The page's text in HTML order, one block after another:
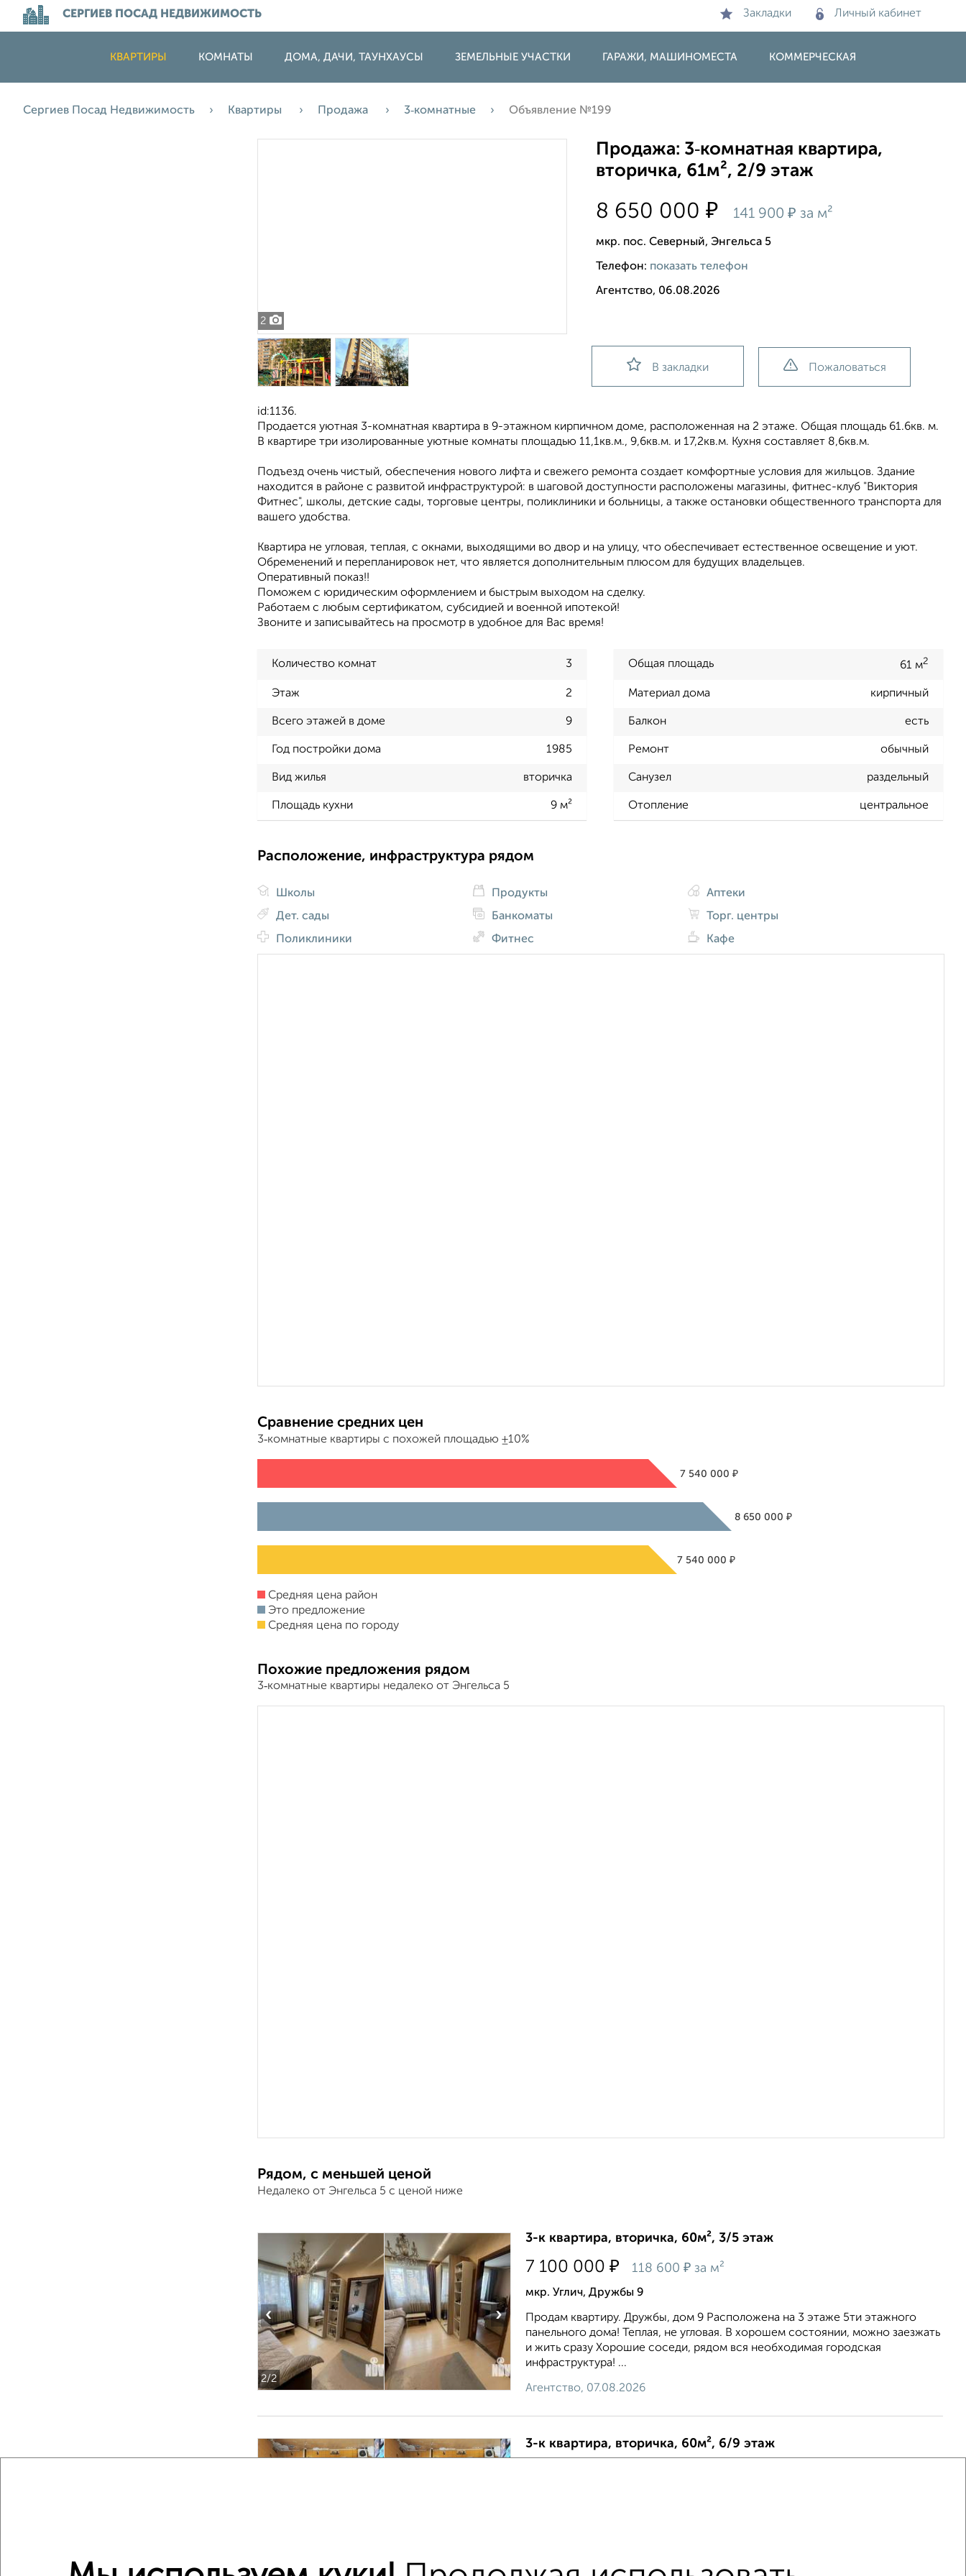
СЕРГИЕВ ПОСАД НЕДВИЖИМОСТЬ Закладки Личный кабинет
КВАРТИРЫ КОМНАТЫ ДОМА, ДАЧИ, ТАУНХАУСЫ ЗЕМЕЛЬНЫЕ УЧАСТКИ ГАРАЖИ, МАШИНОМЕСТА КОММЕРЧЕСКАЯ
Сергиев Посад Недвижимость Квартиры Продажа 3‑комнатные Объявление №199
2
Продажа: 3‑комнатная квартира,
вторичка, 61м², 2/9 этаж
8 650 000₽ 141 900₽ за м²
мкр. пос. Северный, Энгельса 5
Телефон: показать телефон
Агентство, 06.08.2026
В закладки Пожаловаться
id:1136.
Продается уютная 3-комнатная квартира в 9-этажном кирпичном доме, расположенная на 2 этаже. Общая площадь 61.6кв. м.
В квартире три изолированные уютные комнаты площадью 11,1кв.м., 9,6кв.м. и 17,2кв.м. Кухня составляет 8,6кв.м.
Подъезд очень чистый, обеспечения нового лифта и свежего ремонта создает комфортные условия для жильцов. Здание
находится в районе с развитой инфраструктурой: в шаговой доступности расположены магазины, фитнес-клуб "Виктория
Фитнес", школы, детские сады, торговые центры, поликлиники и больницы, а также остановки общественного транспорта для
вашего удобства.
Квартира не угловая, теплая, с окнами, выходящими во двор и на улицу, что обеспечивает естественное освещение и уют.
Обременений и перепланировок нет, что является дополнительным плюсом для будущих владельцев.
Оперативный показ!!
Поможем с юридическим оформлением и быстрым выходом на сделку.
Работаем с любым сертификатом, субсидией и военной ипотекой!
Звоните и записывайтесь на просмотр в удобное для Вас время!
Количество комнат 3 Общая площадь 61 м2
Этаж 2 Материал дома кирпичный
Всего этажей в доме 9 Балкон есть
Год постройки дома 1985 Ремонт обычный
Вид жилья вторичка Санузел раздельный
Площадь кухни 9 м² Отопление центральное
Расположение, инфраструктура рядом
Школы
Дет. сады
Поликлиники
Продукты
Банкоматы
Фитнес
Аптеки
Торг. центры
Кафе
Сравнение средних цен
3‑комнатные квартиры с похожей площадью ±10%
7 540 000 ₽
8 650 000₽
7 540 000 ₽
Средняя цена район
Это предложение
Средняя цена по городу
Похожие предложения рядом
3‑комнатные квартиры недалеко от Энгельса 5
Рядом, с меньшей ценой
Недалеко от Энгельса 5 с ценой ниже
2/2
‹ ›
3-к квартира, вторичка, 60м², 3/5 этаж
7 100 000 ₽ 118 600 ₽ за м²
мкр. Углич, Дружбы 9
Продам квартиру. Дружбы, дом 9 Расположена на 3 этаже 5ти этажного
панельного дома! Теплая, не угловая. В хорошем состоянии, можно заезжать
и жить сразу Хорошие соседи, рядом вся необходимая городская
инфраструктура! ...
Агентство, 07.08.2026
3-к квартира, вторичка, 60м², 6/9 этаж
школы, суп...